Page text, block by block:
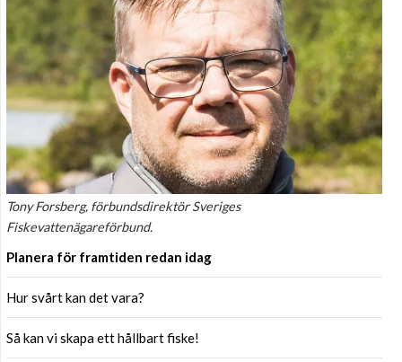
Tony Forsberg, förbundsdirektör Sveriges
Fiskevattenägareförbund.
Planera för framtiden redan idag
Hur svårt kan det vara?
Så kan vi skapa ett hållbart fiske!